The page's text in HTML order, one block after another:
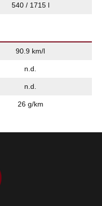
540 / 1715 l
90.9 km/l
n.d.
n.d.
26 g/km